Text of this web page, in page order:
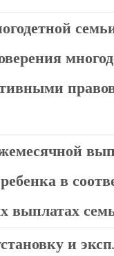
в
выплатах
и